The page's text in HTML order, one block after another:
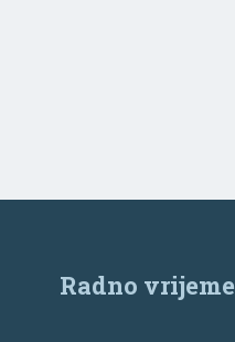
Radno vrijeme